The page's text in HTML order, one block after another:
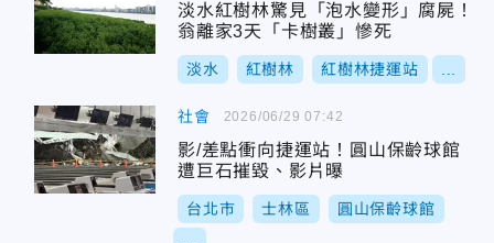
淡水紅樹林驚見「泡水變形」腐屍！
翁離家3天「卡樹叢」慘死
淡水 紅樹林 紅樹林捷運站
社會
影/差點衝向捷運站！圓山保齡球館
遭巨石摧毀、影片曝
台北市 士林區 圓山保齡球館
2026/06/29 07:42